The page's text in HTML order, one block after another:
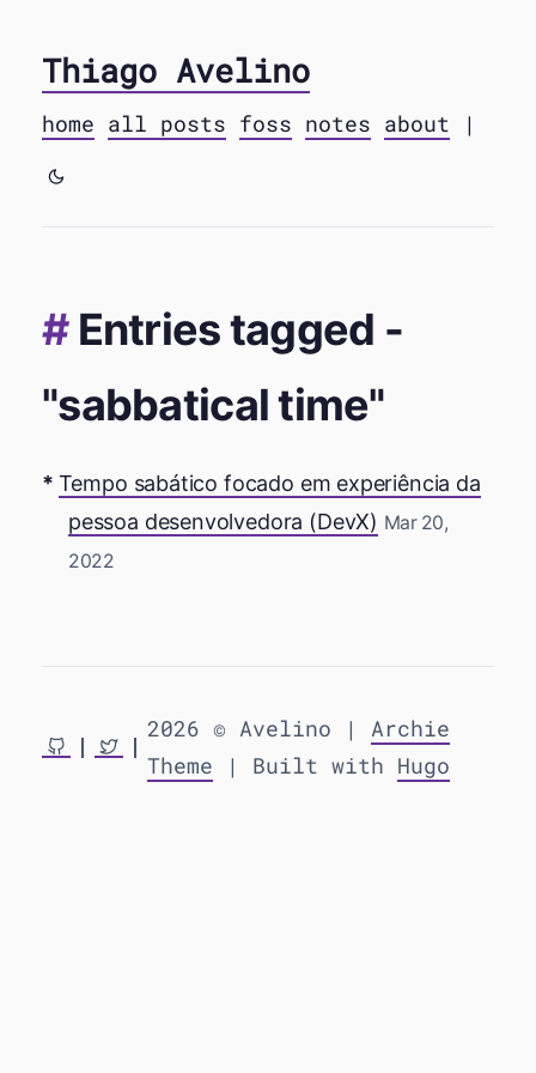
Thiago Avelino
home all posts foss notes about |
Entries tagged -
"sabbatical time"
Tempo sabático focado em experiência da
pessoa desenvolvedora (DevX) Mar 20,
2022
2026 © Avelino | Archie
Theme | Built with Hugo